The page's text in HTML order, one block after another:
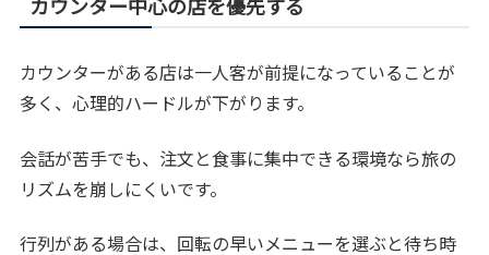
カウンター中心の店を優先する
カウンターがある店は一人客が前提になっていることが
多く、心理的ハードルが下がります。
会話が苦手でも、注文と食事に集中できる環境なら旅の
リズムを崩しにくいです。
行列がある場合は、回転の早いメニューを選ぶと待ち時